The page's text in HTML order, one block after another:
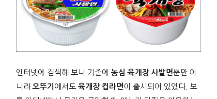
인터넷에 검색해 보니 기존에 농심 육개장 사발면뿐만 아
니라 오뚜기 에서도 육개장 컵라면 이 출시되어 있었다. 보